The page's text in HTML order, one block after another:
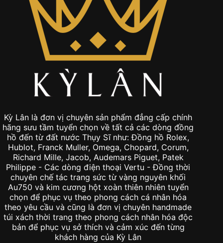
Kỳ Lân là đơn vị chuyên sản phẩm đẳng cấp chính
hãng sưu tầm tuyển chọn về tất cả các dòng đồng
hồ đến từ đất nước Thụy Sĩ như: Đồng hồ Rolex,
Hublot, Franck Muller, Omega, Chopard, Corum,
Richard Mille, Jacob, Audemars Piguet, Patek
Philippe - Các dòng điện thoại Vertu - Đồng thời
chuyên chế tác trang sức từ vàng nguyên khối
Au750 và kim cương hột xoàn thiên nhiên tuyển
chọn để phục vụ theo phong cách cá nhân hóa
theo yêu cầu và cũng là đơn vị chuyên handmade
túi xách thời trang theo phong cách nhân hóa độc
bản để phục vụ sở thích và cảm xúc đến từng
khách hàng của Kỳ Lân